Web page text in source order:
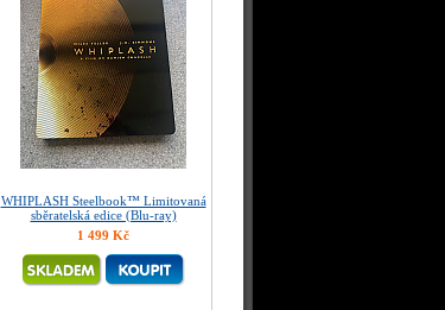
WHIPLASH Steelbook™ Limitovaná
sběratelská edice (Blu-ray)
1 499 Kč